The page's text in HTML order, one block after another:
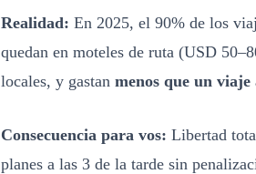
Realidad: En 2025, el 90% de los
quedan en moteles de ruta (USD
locales, y gastan menos que un
Consecuencia para vos: Libertad
planes a las 3 de la tarde sin